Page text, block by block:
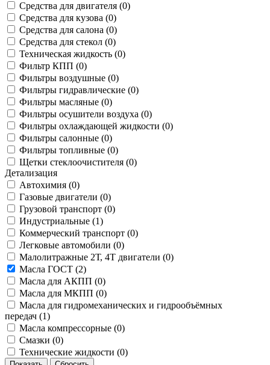
Средства для двигателя (0)
Средства для кузова (0)
Средства для салона (0)
Средства для стекол (0)
Техническая жидкость (0)
Фильтр КПП (0)
Фильтры воздушные (0)
Фильтры гидравлические (0)
Фильтры масляные (0)
Фильтры осушители воздуха (0)
Фильтры охлаждающей жидкости (0)
Фильтры салонные (0)
Фильтры топливные (0)
Щетки стеклоочистителя (0)
Детализация
Автохимия (0)
Газовые двигатели (0)
Грузовой транспорт (0)
Индустриальные (1)
Коммерческий транспорт (0)
Легковые автомобили (0)
Малолитражные 2Т, 4Т двигатели (0)
Масла ГОСТ (2)
Масла для АКПП (0)
Масла для МКПП (0)
Масла для гидромеханических и гидрообъёмных
передач (1)
Масла компрессорные (0)
Смазки (0)
Технические жидкости (0)